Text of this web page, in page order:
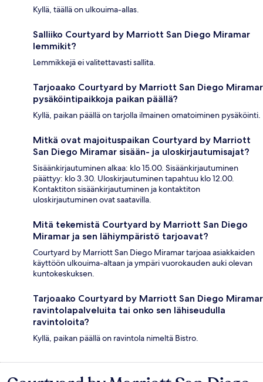
Kyllä, täällä on ulkouima-allas.
Salliiko Courtyard by Marriott San Diego Miramar
lemmikit?
Lemmikkejä ei valitettavasti sallita.
Tarjoaako Courtyard by Marriott San Diego Miramar
pysäköintipaikkoja paikan päällä?
Kyllä, paikan päällä on tarjolla ilmainen omatoiminen pysäköinti.
Mitkä ovat majoituspaikan Courtyard by Marriott
San Diego Miramar sisään- ja uloskirjautumisajat?
Sisäänkirjautuminen alkaa: klo 15.00. Sisäänkirjautuminen
päättyy: klo 3.30. Uloskirjautuminen tapahtuu klo 12.00.
Kontaktiton sisäänkirjautuminen ja kontaktiton
uloskirjautuminen ovat saatavilla.
Mitä tekemistä Courtyard by Marriott San Diego
Miramar ja sen lähiympäristö tarjoavat?
Courtyard by Marriott San Diego Miramar tarjoaa asiakkaiden
käyttöön ulkouima-altaan ja ympäri vuorokauden auki olevan
kuntokeskuksen.
Tarjoaako Courtyard by Marriott San Diego Miramar
ravintolapalveluita tai onko sen lähiseudulla
ravintoloita?
Kyllä, paikan päällä on ravintola nimeltä Bistro.